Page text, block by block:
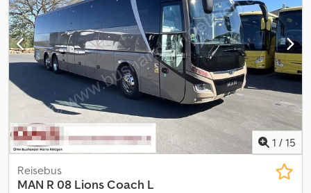
87.000 Euro. vom Optischen und Technischen Zustand
überzeugen Sie sich selbst vor Ort. Wir unterstützen Sie beim
Export Originale Datenbestätigung zur Länder-Homolagation,
Lieferantenerklärung, Erstellung der Ausfuhrpapiere,
Zollkennzeichen wenn erforderlich -eine Besichtigung und
Probefahrt ist jederzeit, auch am Wochenende, nach
telefonischer Absprache möglich ! Inzahlungnahme und
Fahrzeugüberführung auf Anfrage Besuchen sie unsere
Facebook seite. / Cjdpfx Aszqx Rmoh Derf
1 / 15
Reisebus
MAN R 08 Lions Coach L